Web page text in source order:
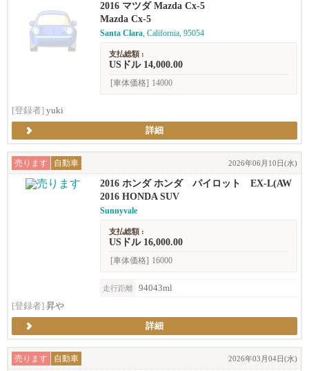
2016 マツダ Mazda Cx-5
Mazda Cx-5
Santa Clara, California, 95054
支払総額 :
USドル 14,000.00
[車体価格] 14000
[登録者] yuki
詳細
売ります 自動車 2026年06月10日(水)
2016 ホンダ ホンダ パイロット EX-L(AW
D)
2016 HONDA SUV
Sunnyvale
支払総額 :
USドル 16,000.00
[車体価格] 16000
走行距離
94043ml
[登録者] 昇や
詳細
売ります 自動車 2026年03月04日(水)